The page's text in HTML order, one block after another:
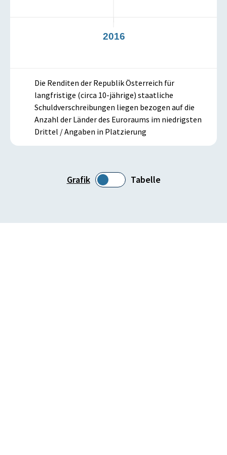
Grafik Tabelle
2016
Die Renditen der Republik Österreich für
langfristige (circa 10-jährige) staatliche
Schuldverschreibungen liegen bezogen auf die
Anzahl der Länder des Euroraums im niedrigsten
Drittel / Angaben in Platzierung